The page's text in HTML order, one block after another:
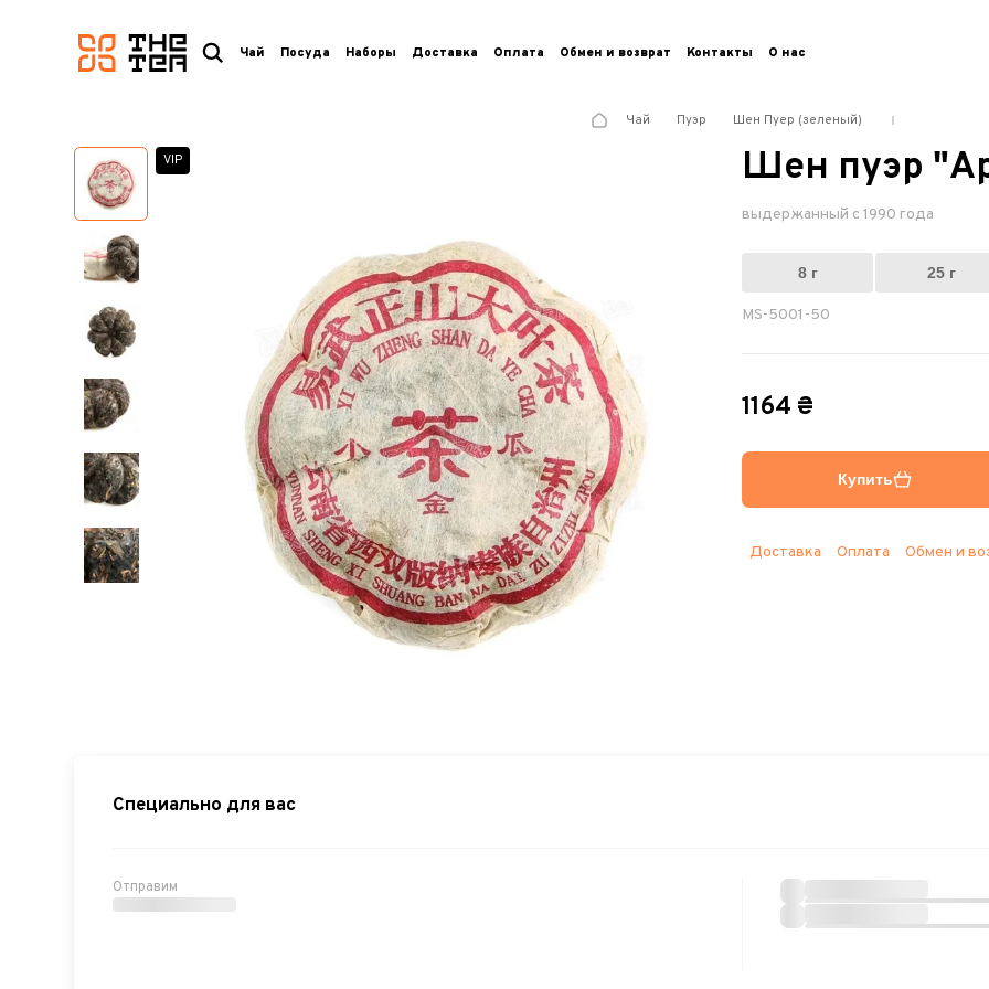
логотип
Чай Посуда Наборы Доставка Оплата Обмен и возврат Контакты О нас
Чай Пуэр Шен Пуер (зеленый)
VIP Шен пуэр
выдержанный с 1990 года
8 г 25 г
MS-5001-50
1164 ₴
Купить
Доставка Оплата Обмен и
Специально для вас
Отправим